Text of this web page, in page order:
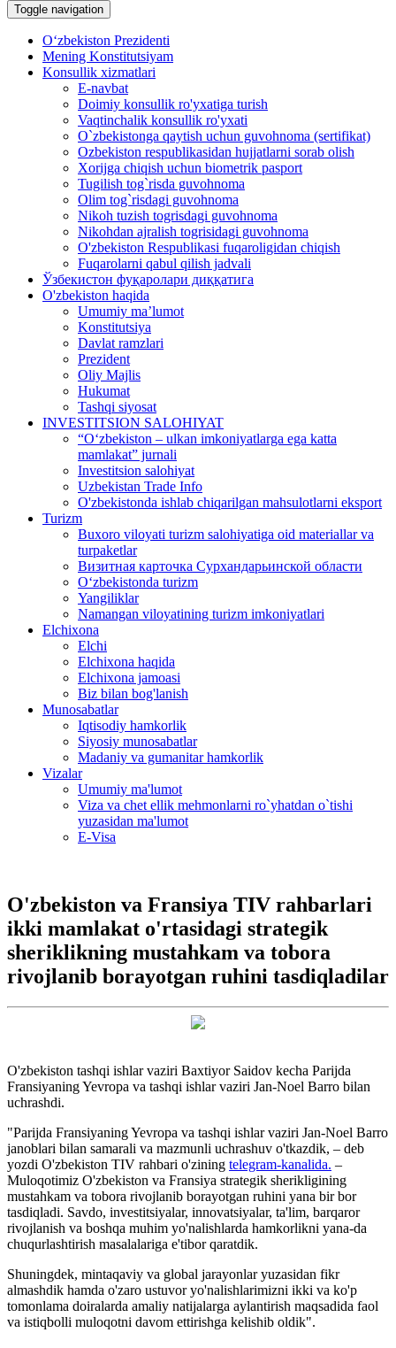
Toggle navigation
Oʻzbekiston Prezidenti
Mening Konstitutsiyam
Konsullik xizmatlari
E-navbat
Doimiy konsullik ro'yxatiga turish
Vaqtinchalik konsullik ro'yxati
O`zbekistonga qaytish uchun guvohnoma (sertifikat)
Ozbekiston respublikasidan hujjatlarni sorab olish
Xorijga chiqish uchun biometrik pasport
Tugilish tog`risda guvohnoma
Olim tog`risdagi guvohnoma
Nikoh tuzish togrisdagi guvohnoma
Nikohdan ajralish togrisidagi guvohnoma
O'zbekiston Respublikasi fuqaroligidan chiqish
Fuqarolarni qabul qilish jadvali
Ўзбекистон фуқаролари диққатига
O'zbekiston haqida
Umumiy ma’lumot
Konstitutsiya
Davlat ramzlari
Prezident
Oliy Majlis
Hukumat
Tashqi siyosat
INVESTITSION SALOHIYAT
“Oʻzbekiston – ulkan imkoniyatlarga ega katta
mamlakat” jurnali
Investitsion salohiyat
Uzbekistan Trade Info
O'zbekistonda ishlab chiqarilgan mahsulotlarni eksport
Turizm
Buxoro viloyati turizm salohiyatiga oid materiallar va
turpaketlar
Визитная карточка Сурхандарьинской области
Oʻzbekistonda turizm
Yangiliklar
Namangan viloyatining turizm imkoniyatlari
Elchixona
Elchi
Elchixona haqida
Elchixona jamoasi
Biz bilan bog'lanish
Munosabatlar
Iqtisodiy hamkorlik
Siyosiy munosabatlar
Madaniy va gumanitar hamkorlik
Vizalar
Umumiy ma'lumot
Viza va chet ellik mehmonlarni ro`yhatdan o`tishi
yuzasidan ma'lumot
E-Visa
O'zbekiston va Fransiya TIV rahbarlari
ikki mamlakat o'rtasidagi strategik
sheriklikning mustahkam va tobora
rivojlanib borayotgan ruhini tasdiqladilar
O'zbekiston tashqi ishlar vaziri Baxtiyor Saidov kecha Parijda
Fransiyaning Yevropa va tashqi ishlar vaziri Jan-Noel Barro bilan
uchrashdi.
"Parijda Fransiyaning Yevropa va tashqi ishlar vaziri Jan-Noel Barro
janoblari bilan samarali va mazmunli uchrashuv o'tkazdik, – deb
yozdi O'zbekiston TIV rahbari o'zining telegram-kanalida. –
Muloqotimiz O'zbekiston va Fransiya strategik sherikligining
mustahkam va tobora rivojlanib borayotgan ruhini yana bir bor
tasdiqladi. Savdo, investitsiyalar, innovatsiyalar, ta'lim, barqaror
rivojlanish va boshqa muhim yo'nalishlarda hamkorlikni yana-da
chuqurlashtirish masalalariga e'tibor qaratdik.
Shuningdek, mintaqaviy va global jarayonlar yuzasidan fikr
almashdik hamda o'zaro ustuvor yo'nalishlarimizni ikki va ko'p
tomonlama doiralarda amaliy natijalarga aylantirish maqsadida faol
va istiqbolli muloqotni davom ettirishga kelishib oldik".